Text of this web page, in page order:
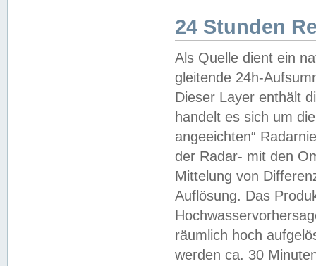
24 Stunden
Als Quelle dient ein
gleitende 24h-
Dieser Layer enthält
handelt es sich um
angeeichten“
der Radar- mit den
Mittelung von
Auflösung. Das
räumlich hoch
werden ca. 30